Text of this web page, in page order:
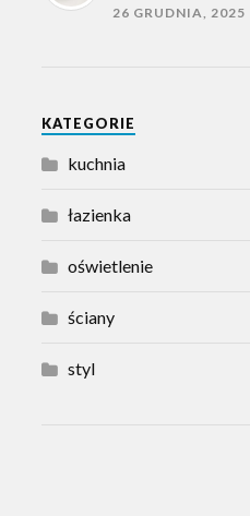
26 GRUDNIA, 2025
KATEGORIE
kuchnia
łazienka
oświetlenie
ściany
styl